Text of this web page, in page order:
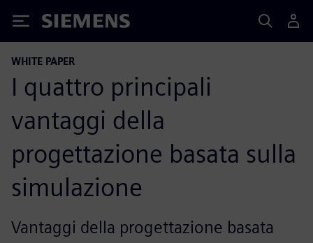
Siemens
WHITE PAPER
I quattro principali
vantaggi della
progettazione basata sulla
simulazione
Vantaggi della progettazione basata